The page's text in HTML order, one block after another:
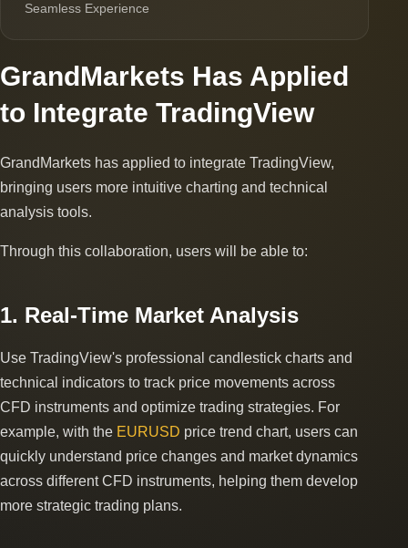
Seamless Experience
GrandMarkets Has Applied
to Integrate TradingView
GrandMarkets has applied to integrate TradingView,
bringing users more intuitive charting and technical
analysis tools.
Through this collaboration, users will be able to:
1. Real-Time Market Analysis
Use TradingView's professional candlestick charts and
technical indicators to track price movements across
CFD instruments and optimize trading strategies. For
example, with the EURUSD price trend chart, users can
quickly understand price changes and market dynamics
across different CFD instruments, helping them develop
more strategic trading plans.